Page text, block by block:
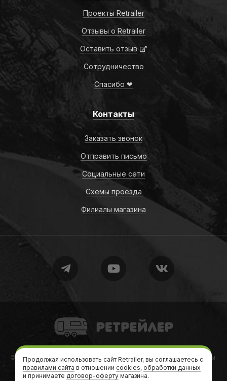
Проекты Retrailer
Отзывы о Retrailer
Оставить отзыв
Сотрудничество
Спасибо ❤
Контакты
Заказать звонок
Отправить письмо
Социальные сети
Схемы проезда
Филиалы магазина
Retrailer
© 2010-2026Retrailer Ретрейлер — Автодома, кемперы, трейлеры,
дачи на колесах
Теги
• Формальности • Карта сайта
Продолжая использовать сайт Retrailer, вы соглашаетесь с
правилами сайта в отношении cookies, обработки данных
и принимаете договор-оферту магазина.